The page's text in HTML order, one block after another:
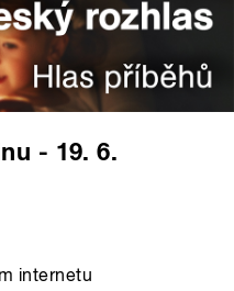
- 19. 6.
internetu